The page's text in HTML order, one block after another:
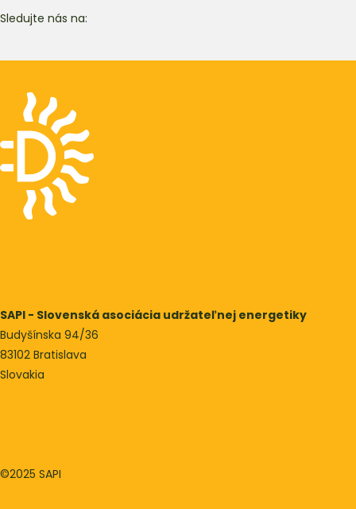
Sledujte nás na:
SAPI - Slovenská asociácia udržateľnej energetiky
Budyšínska 94/36
83102 Bratislava
Slovakia
©2025 SAPI